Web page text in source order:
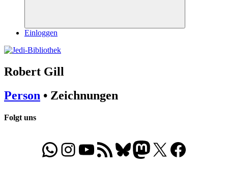
Suchen
Einloggen
Robert Gill
Person • Zeichnungen
Folgt uns
WhatsApp
Folgt uns auf Instagram
Besucht unseren YouTube-Kanal
RSS-FeedBluesky
Folgt uns auf Mastodon
X Folgt uns auf